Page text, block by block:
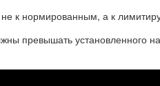
к нормированным, а к
превышать установленного